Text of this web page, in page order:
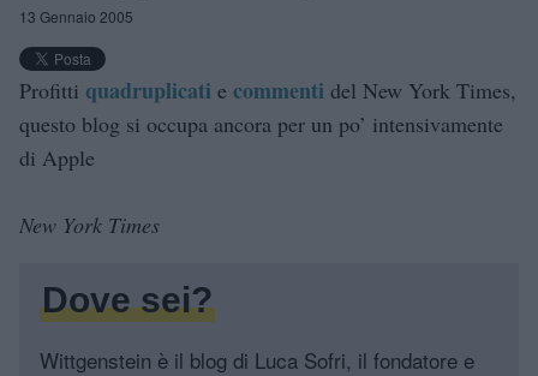
13 Gennaio 2005
Profitti quadruplicati e commenti del New York Times,
questo blog si occupa ancora per un po’ intensivamente
di Apple
New York Times
Dove sei?
Wittgenstein è il blog di Luca Sofri, il fondatore e